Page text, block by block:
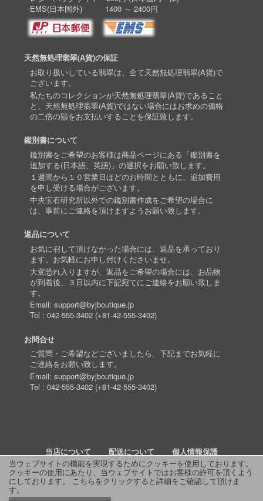
当ウェブサイトの機能を実現するためにクッキーを使用しております。
クッキーの使用にあたり、当ウェブサイトではお客様の許可を頂くよう
にしております。 こちらをクリックすると詳細をご確認して頂けま
す。
EMS(日本国外) 1400 ～ 2400円
天然無処理翡翠(A貨)の保証
お取り扱いしている翡翠は、全て天然無処理翡翠(A貨)で
ございます。
私たちのコレクションが天然無処理翡翠(A貨)であること
と、天然無処理翡翠(A貨)ではない場合にはお求めの価格
の二倍の額をお支払いすることを保証致します。
鑑別書について
鑑別書をご希望のお客様は商品ページにある「鑑別書を
追加する(日本語、英語)」の選択をお願い致します。
１週間から１０営業日ほどのお時間とともに、追加費用
を申し受ける場合がございます。
中央宝石研究所以外での鑑別書作成をご希望の場合に
は、事前にご連絡を頂けますようお願い致します。
返品について
お気に召して頂けなかった場合には、返品を承っており
ます。お気軽にお申し付けくださいませ。
大変恐れ入りますが、返品をご希望の場合には、お品物
が到着後、３日以内に下記宛てにご連絡をお願い致しま
す。
Email: support@byjboutique.jp
Tel : 042-555-3402(+81-42-555-3402)
お問合せ
ご質問・ご希望などございましたら、下記までお気軽に
ご連絡をお願い致します。
Email: support@byjboutique.jp
Tel : 042-555-3402(+81-42-555-3402)
当店について 配送について
個人情報保護
詳細検索
よくあるご質問 お問い合わせ RSS